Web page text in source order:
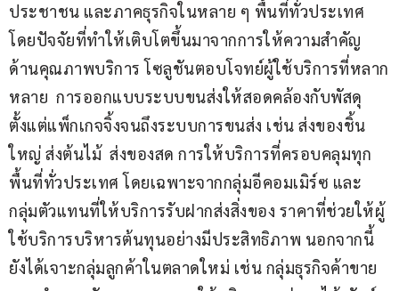
ประชาชน และภาคธุรกิจในหลาย ๆ พื้นที่ทั่วประเทศ
โดยปัจจัยที่ทำให้เติบโตขึ้นมาจากการให้ความสำคัญ
ด้านคุณภาพบริการ โซลูชันตอบโจทย์ผู้ใช้บริการที่หลาก
หลาย  การออกแบบระบบขนส่งให้สอดคล้องกับพัสดุ
ตั้งแต่แพ็กเกจจิ้งจนถึงระบบการขนส่ง เช่น ส่งของชิ้น
ใหญ่ ส่งต้นไม้  ส่งของสด การให้บริการที่ครอบคลุมทุก
พื้นที่ทั่วประเทศ โดยเฉพาะจากกลุ่มอีคอมเมิร์ซ และ
กลุ่มตัวแทนที่ให้บริการรับฝากส่งสิ่งของ ราคาที่ช่วยให้ผู้
ใช้บริการบริหารต้นทุนอย่างมีประสิทธิภาพ นอกจากนี้
ยังได้เจาะกลุ่มลูกค้าในตลาดใหม่ เช่น กลุ่มธุรกิจค้าขาย